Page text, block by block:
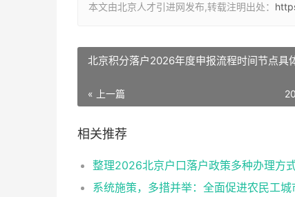
本文由北京人才引进网发布,转载注明出处：
北京积分落户2026年度申报流程时间节点具
« 上一篇
相关推荐